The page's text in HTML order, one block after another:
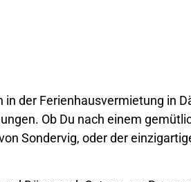
in der Ferienhausvermietung in
Ob Du nach einem
Sondervig, oder der